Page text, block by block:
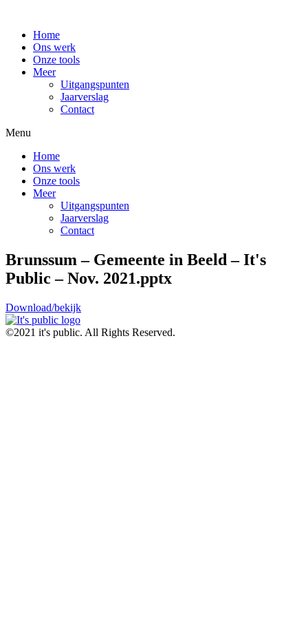
Home
Ons werk
Onze tools
Meer
Uitgangspunten
Jaarverslag
Contact
Menu
Home
Ons werk
Onze tools
Meer
Uitgangspunten
Jaarverslag
Contact
Brunssum – Gemeente in Beeld – It's
Public – Nov. 2021.pptx
Download/bekijk
©2021 it's public. All Rights Reserved.